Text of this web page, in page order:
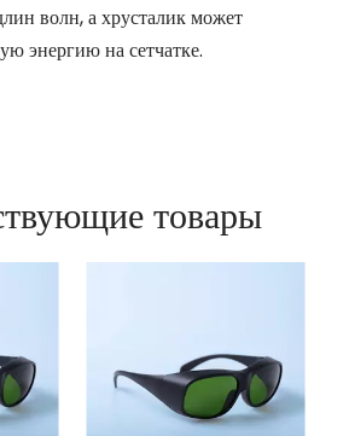
волн, а хрусталик может
энергию на сетчатке.
товары